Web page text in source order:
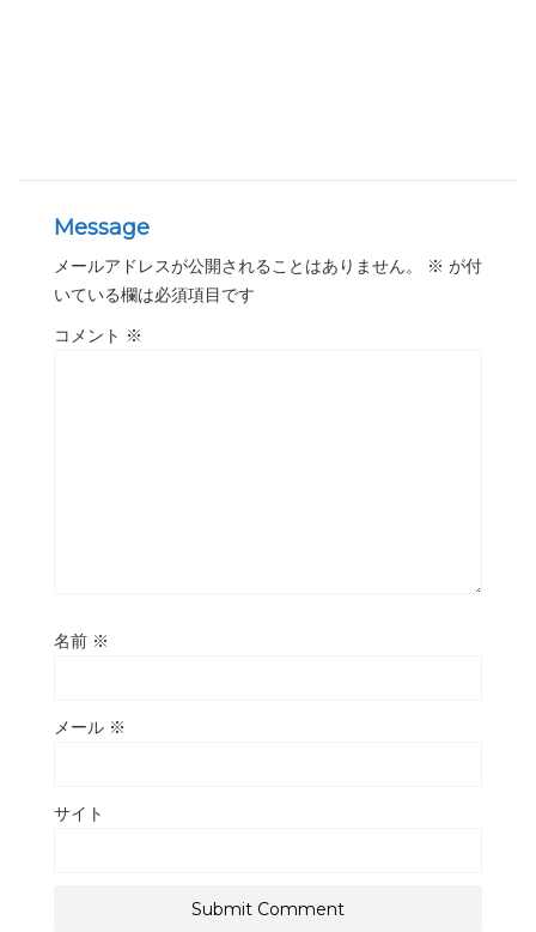
Message
メールアドレスが公開されることはありません。 ※ が付
いている欄は必須項目です
コメント ※
名前 ※
メール ※
サイト